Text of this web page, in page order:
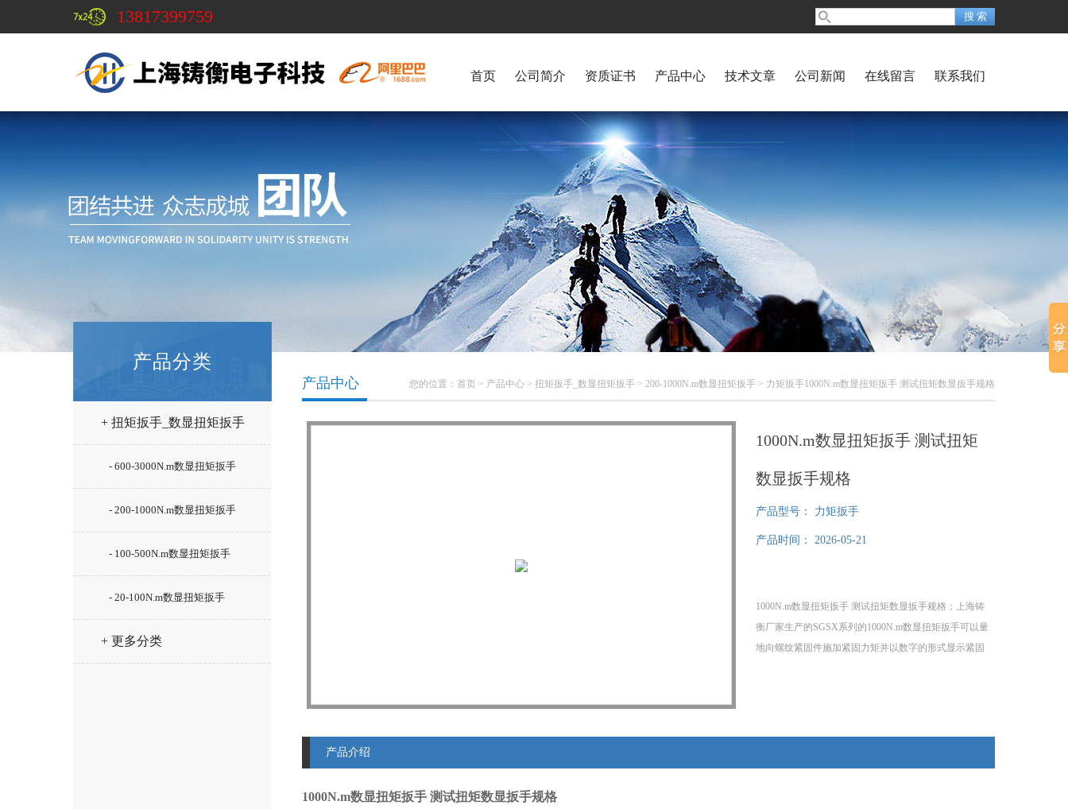
13817399759
首页 公司简介 资质证书 产品中心 技术文章 公司新闻 在线留言 联系我们
产品分类
+ 扭矩扳手_数显扭矩扳手
- 600-3000N.m数显扭矩扳手
- 200-1000N.m数显扭矩扳手
- 100-500N.m数显扭矩扳手
- 20-100N.m数显扭矩扳手
+ 更多分类
您的位置： 首页 > 产品中心 > 扭矩扳手_数显扭矩扳手 > 200-1000N.m数显扭矩扳手 > 力矩扳手1000N.m数显扭矩扳手 测试扭矩数显扳手规格
产品中心
1000N.m数显扭矩扳手 测试扭矩
数显扳手规格
产品型号： 力矩扳手
产品时间： 2026-05-21
1000N.m数显扭矩扳手 测试扭矩数显扳手规格；上海铸
衡厂家生产的SGSX系列的1000N.m数显扭矩扳手可以量
地向螺纹紧固件施加紧固力矩并以数字的形式显示紧固
产品介绍
1000N.m数显扭矩扳手 测试扭矩数显扳手规格